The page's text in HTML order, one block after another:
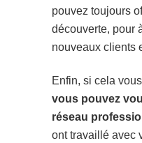
pouvez toujours
découverte, pour
nouveaux clients
Enfin, si cela
vous pouvez
réseau
ont travaillé avec